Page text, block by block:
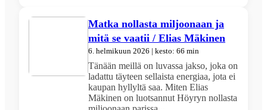
Matka nollasta miljoonaan ja
mitä se vaatii / Elias Mäkinen
6. helmikuun 2026 | kesto: 66 min
Tänään meillä on luvassa jakso, joka on
ladattu täyteen sellaista energiaa, jota ei
kaupan hyllyltä saa. Miten Elias
Mäkinen on luotsannut Höyryn nollasta